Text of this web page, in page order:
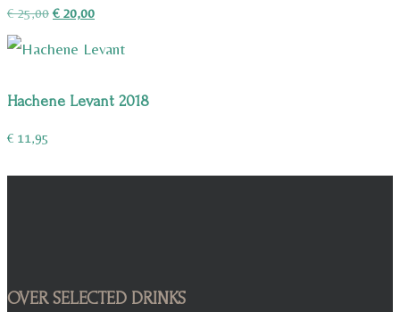
€25,00 Oorspronkelijke
€ 25,00.
€20,00Huidige
€ 20,00.
Hachene Levant 2018
€ 11,95
OVER SELECTED DRINKS